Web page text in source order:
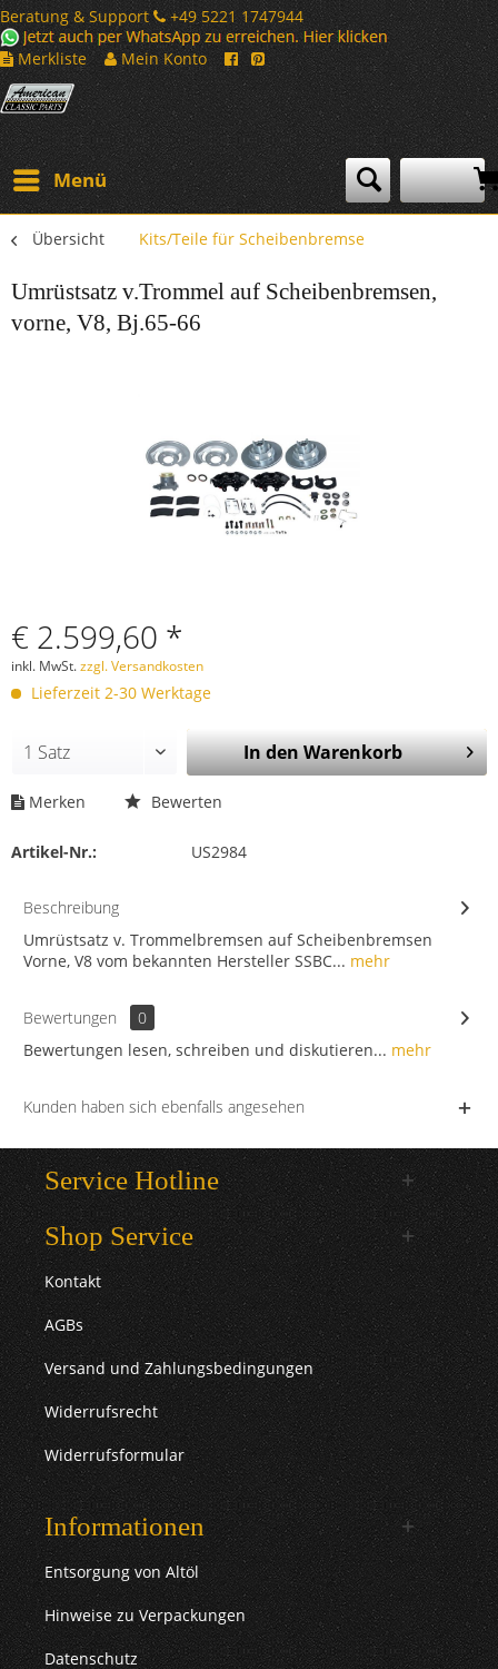
Beratung & Support
+49 5221 1747944
Merkliste
Mein Konto
Menü
Übersicht Kits/Teile für Scheibenbremse
Umrüstsatz v.Trommel auf Scheibenbremsen,
vorne, V8, Bj.65-66
€ 2.599,60 *
inkl. MwSt.zzgl. Versandkosten
Lieferzeit 2-30 Werktage
In denWarenkorb
Merken Bewerten
Artikel-Nr.: US2984
Beschreibung
Umrüstsatz v. Trommelbremsen auf Scheibenbremsen
Vorne, V8 vom bekannten Hersteller SSBC... mehr
Bewertungen
0
Bewertungen lesen, schreiben und diskutieren... mehr
Kunden haben sich ebenfalls angesehen
Service Hotline
Shop Service
Kontakt
AGBs
Versand und Zahlungsbedingungen
Widerrufsrecht
Widerrufsformular
Informationen
Entsorgung von Altöl
Hinweise zu Verpackungen
Datenschutz